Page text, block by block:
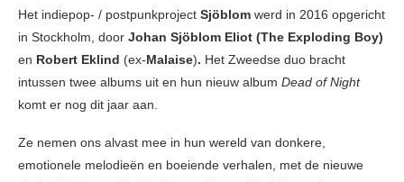
Het indiepop- / postpunkproject Sjöblom werd in 2016 opgericht
in Stockholm, door Johan Sjöblom Eliot (The Exploding Boy)
en Robert Eklind (ex-Malaise). Het Zweedse duo bracht
intussen twee albums uit en hun nieuw album Dead of Night
komt er nog dit jaar aan.
Ze nemen ons alvast mee in hun wereld van donkere,
emotionele melodieën en boeiende verhalen, met de nieuwe